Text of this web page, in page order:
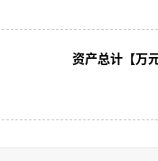
资产总计【万元